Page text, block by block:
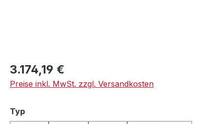
Regulärer Preis:
3.174,19 €
Preise inkl. MwSt. zzgl. Versandkosten
Typauswählen